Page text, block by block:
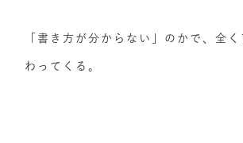
「書き方が分からない」のかで、全
わってくる。